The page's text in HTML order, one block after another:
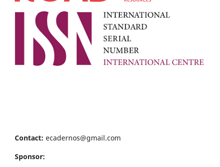
Contact: ecadernos@gmail.com
Sponsor: